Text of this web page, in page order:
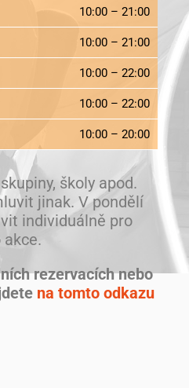
10:00 – 21:00
10:00 – 21:00
10:00 – 22:00
10:00 – 22:00
10:00 – 20:00
školy apod.
jinak. V pondělí
individuálně pro
akce.
rezervacích nebo
na tomto odkazu